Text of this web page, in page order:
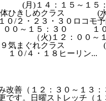
(月)１４：１５～１
体ひきしめクラス (水
２・２３・３０ロコモ予
～１５：３０ １０/
火)１２：００～１
気まぐれクラス (金
０/４・１８ヒーリン...
改善（１２：３０～１３：
です。日曜ストレッチ（１